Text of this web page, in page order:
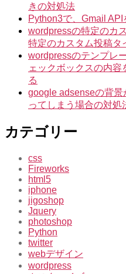
きの対処法
Python3で、Gmail
wordpressの特定のカ
特定のカスタム投稿タ
wordpressのテンプレ
ェックボックスの内
る
google adsenseの背
ってしまう場合の対処
カテゴリー
css
Fireworks
html5
iphone
jigoshop
Jquery
photoshop
Python
twitter
webデザイン
wordpress